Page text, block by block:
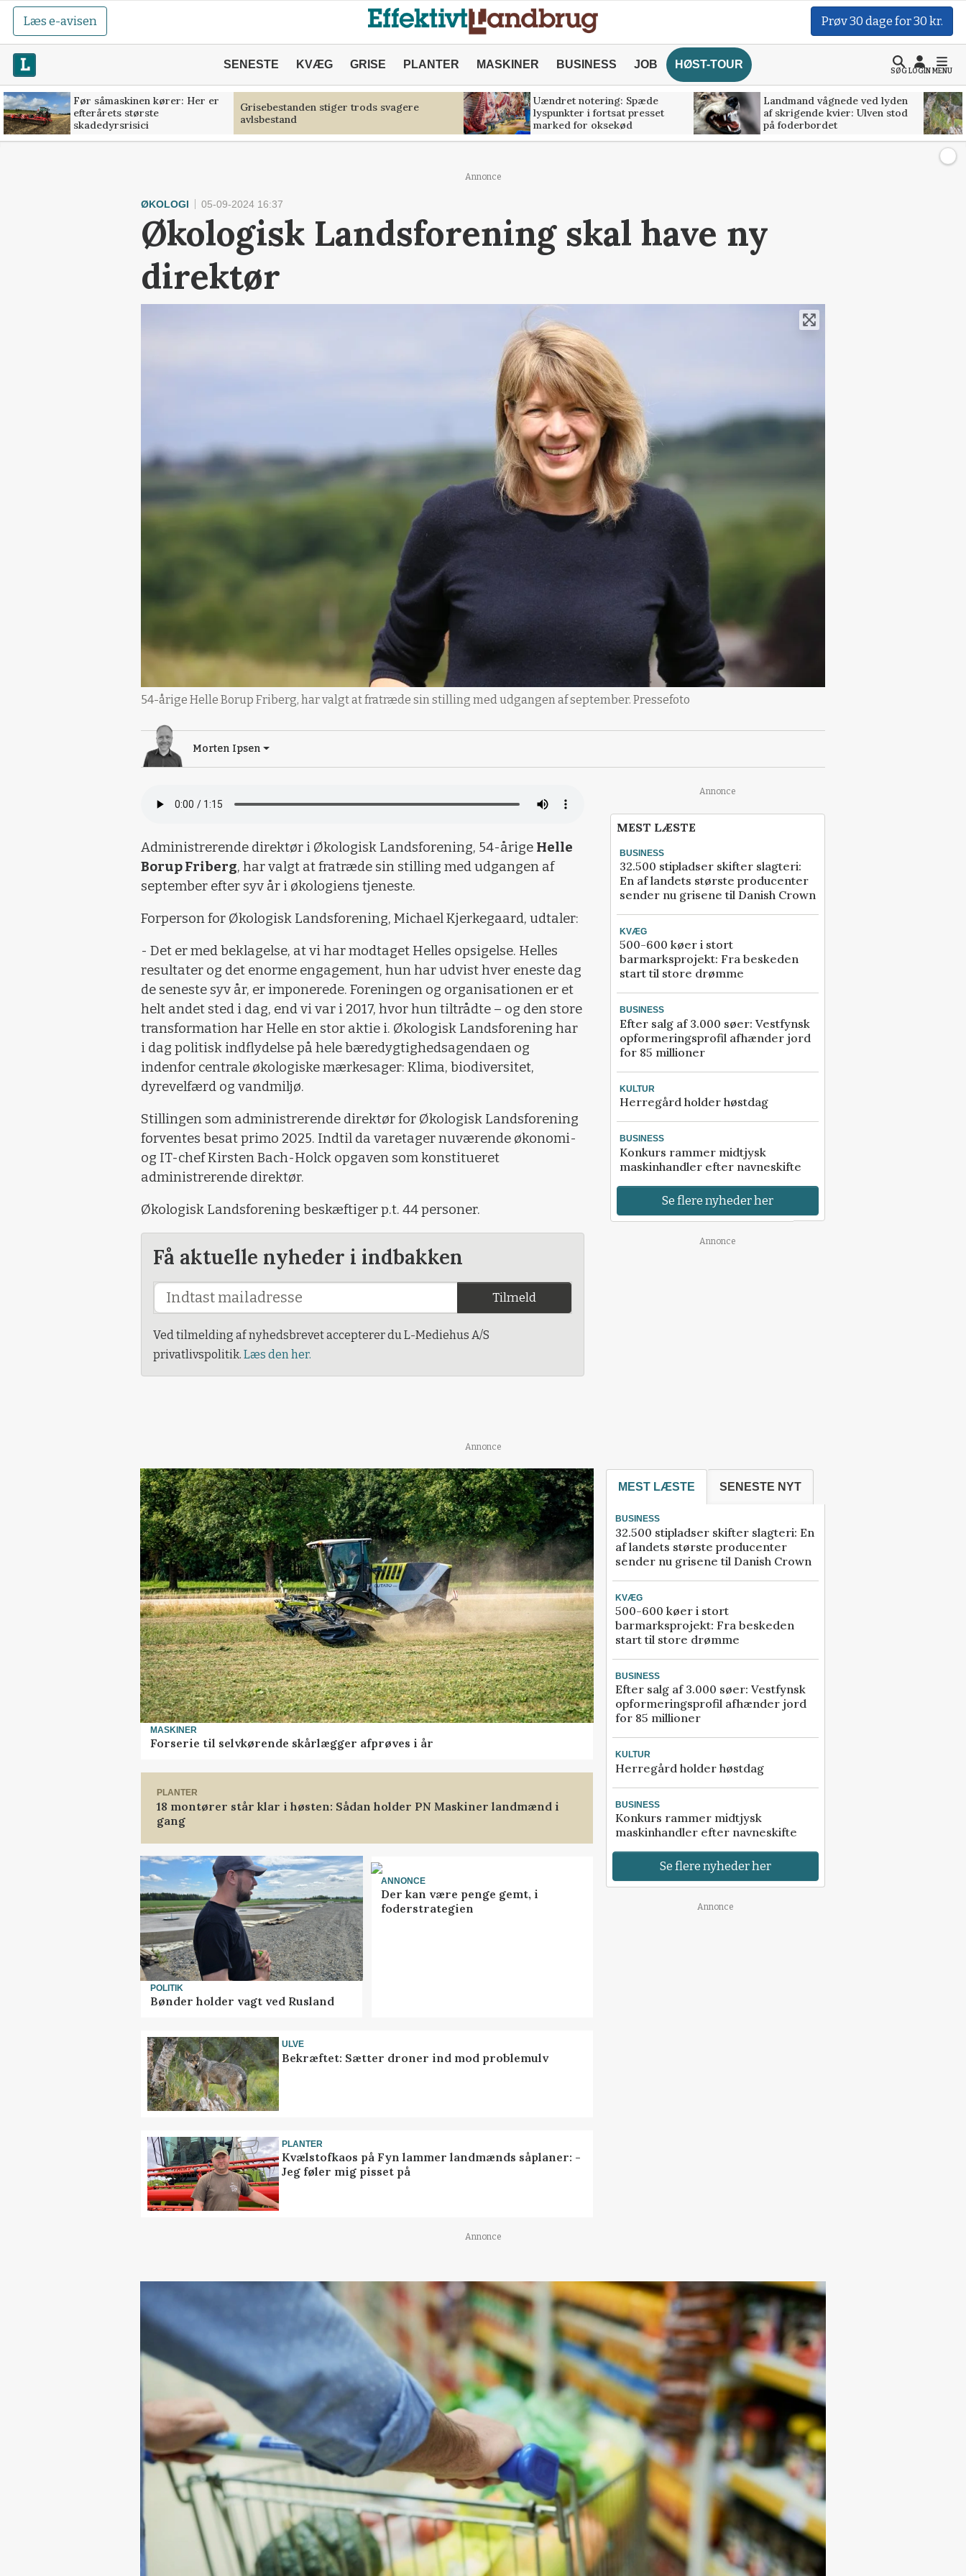
Læs e-avisen Prøv 30 dage for 30 kr.
SENESTE KVÆG GRISE PLANTER MASKINER BUSINESS JOB HØST-TOUR
SØGLOGINMENU
Før såmaskinen kører: Her er
efterårets største
skadedyrsrisici
Grisebestanden stiger trods svagere
avlsbestand
Uændret notering: Spæde
lyspunkter i fortsat presset
marked for oksekød
Landmand vågnede ved lyden
af skrigende kvier: Ulven stod
på foderbordet
Annonce
ØKOLOGI 05-09-2024 16:37
Økologisk Landsforening skal have ny
direktør
54-årige Helle Borup Friberg, har valgt at fratræde sin stilling med udgangen af september. Pressefoto
Morten Ipsen
Administrerende direktør i Økologisk Landsforening, 54-årige Helle
Borup Friberg, har valgt at fratræde sin stilling med udgangen af
september efter syv år i økologiens tjeneste.
Forperson for Økologisk Landsforening, Michael Kjerkegaard, udtaler:
- Det er med beklagelse, at vi har modtaget Helles opsigelse. Helles
resultater og det enorme engagement, hun har udvist hver eneste dag
de seneste syv år, er imponerede. Foreningen og organisationen er et
helt andet sted i dag, end vi var i 2017, hvor hun tiltrådte – og den store
transformation har Helle en stor aktie i. Økologisk Landsforening har
i dag politisk indflydelse på hele bæredygtighedsagendaen og
indenfor centrale økologiske mærkesager: Klima, biodiversitet,
dyrevelfærd og vandmiljø.
Stillingen som administrerende direktør for Økologisk Landsforening
forventes besat primo 2025. Indtil da varetager nuværende økonomi-
og IT-chef Kirsten Bach-Holck opgaven som konstitueret
administrerende direktør.
Økologisk Landsforening beskæftiger p.t. 44 personer.
Få aktuelle nyheder i indbakken
Tilmeld
Ved tilmelding af nyhedsbrevet accepterer du L-Mediehus A/S
privatlivspolitik. Læs den her.
Annonce
MEST LÆSTE
BUSINESS
32.500 stipladser skifter slagteri:
En af landets største producenter
sender nu grisene til Danish Crown
KVÆG
500-600 køer i stort
barmarksprojekt: Fra beskeden
start til store drømme
BUSINESS
Efter salg af 3.000 søer: Vestfynsk
opformeringsprofil afhænder jord
for 85 millioner
KULTUR
Herregård holder høstdag
BUSINESS
Konkurs rammer midtjysk
maskinhandler efter navneskifte
Se flere nyheder her
Annonce
Annonce
MASKINER
Forserie til selvkørende skårlægger afprøves i år
PLANTER
18 montører står klar i høsten: Sådan holder PN Maskiner landmænd i
gang
POLITIK
Bønder holder vagt ved Rusland
ANNONCE
Der kan være penge gemt, i
foderstrategien
ULVE
Bekræftet: Sætter droner ind mod problemulv
PLANTER
Kvælstofkaos på Fyn lammer landmænds såplaner: -
Jeg føler mig pisset på
MEST LÆSTE SENESTE NYT
BUSINESS
32.500 stipladser skifter slagteri: En
af landets største producenter
sender nu grisene til Danish Crown
KVÆG
500-600 køer i stort
barmarksprojekt: Fra beskeden
start til store drømme
BUSINESS
Efter salg af 3.000 søer: Vestfynsk
opformeringsprofil afhænder jord
for 85 millioner
KULTUR
Herregård holder høstdag
BUSINESS
Konkurs rammer midtjysk
maskinhandler efter navneskifte
Se flere nyheder her
Annonce
Annonce